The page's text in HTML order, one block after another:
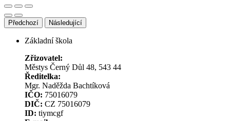
Předchozí Následující
Základní škola
Zřizovatel:
Městys Černý Důl 48, 543 44
Ředitelka:
Mgr. Naděžda Bachtíková
IČO: 75016079
DIČ: CZ 75016079
ID: tiymcgf